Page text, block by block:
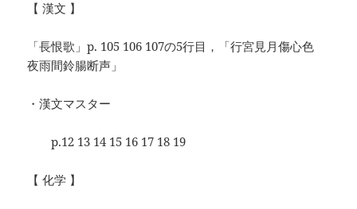
【 漢文 】
「長恨歌」p. 105 106 107の5行目，「行宮見月傷心色
夜雨間鈴腸断声」
・漢文マスター
p.12 13 14 15 16 17 18 19
【 化学 】